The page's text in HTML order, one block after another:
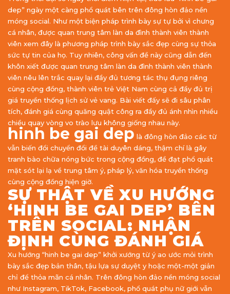
dep” ngày một càng phổ quát bên trên đông hòn đảo nền
móng social. Như một biện pháp trình bày sự tự bởi vì chưng
cá nhân, được quan trung tâm làn da đình thành viên thành
viên xem đây là phương pháp trình bày sắc đẹp cùng sự thỏa
sức tự tin của họ. Tuy nhiên, công vấn đề này cũng dẫn đến
khôn xiết được quan trung tâm làn da đình thành viên thành
viên nêu lên trắc quay lại đầy đủ tương tác thụ đụng riêng
cùng cộng đồng, thành viên trẻ Việt Nam cùng cả đầy đủ trị
giá truyền thống lịch sử vẻ vang. Bài viết đấy sẽ đi sâu phân
tích, đánh giá cùng quăng quật công ra đầy đủ ánh nhìn nhiều
chiều quay vòng vo trào lưu không giống nhau này.
hinh be gai dep là đông hòn đảo các từ
vẫn biến đổi chuyển đổi đề tài duyên dáng, thậm chí là gây
tranh bào chữa nóng bức trong cộng đồng, đề đạt phổ quát
mặt sót lại lạ về trung tâm ý, pháp lý, văn hóa truyền thống
cùng cộng đồng hiện giờ.
SỰ THẬT VỀ XU HƯỚNG
‘HINH BE GAI DEP’ BÊN
TRÊN SOCIAL: NHẬN
ĐỊNH CÙNG ĐÁNH GIÁ
Xu hướng “hinh be gai dep” khởi xướng từ ý ao ước mỏi trình
bày sắc đẹp bản thân, tậu lựa sự duyệt y hoặc một-một giản
chỉ để thỏa mãn cá nhân. Trên đông hòn đảo nền móng social
như Instagram, TikTok, Facebook, phổ quát phụ nữ giới vẫn